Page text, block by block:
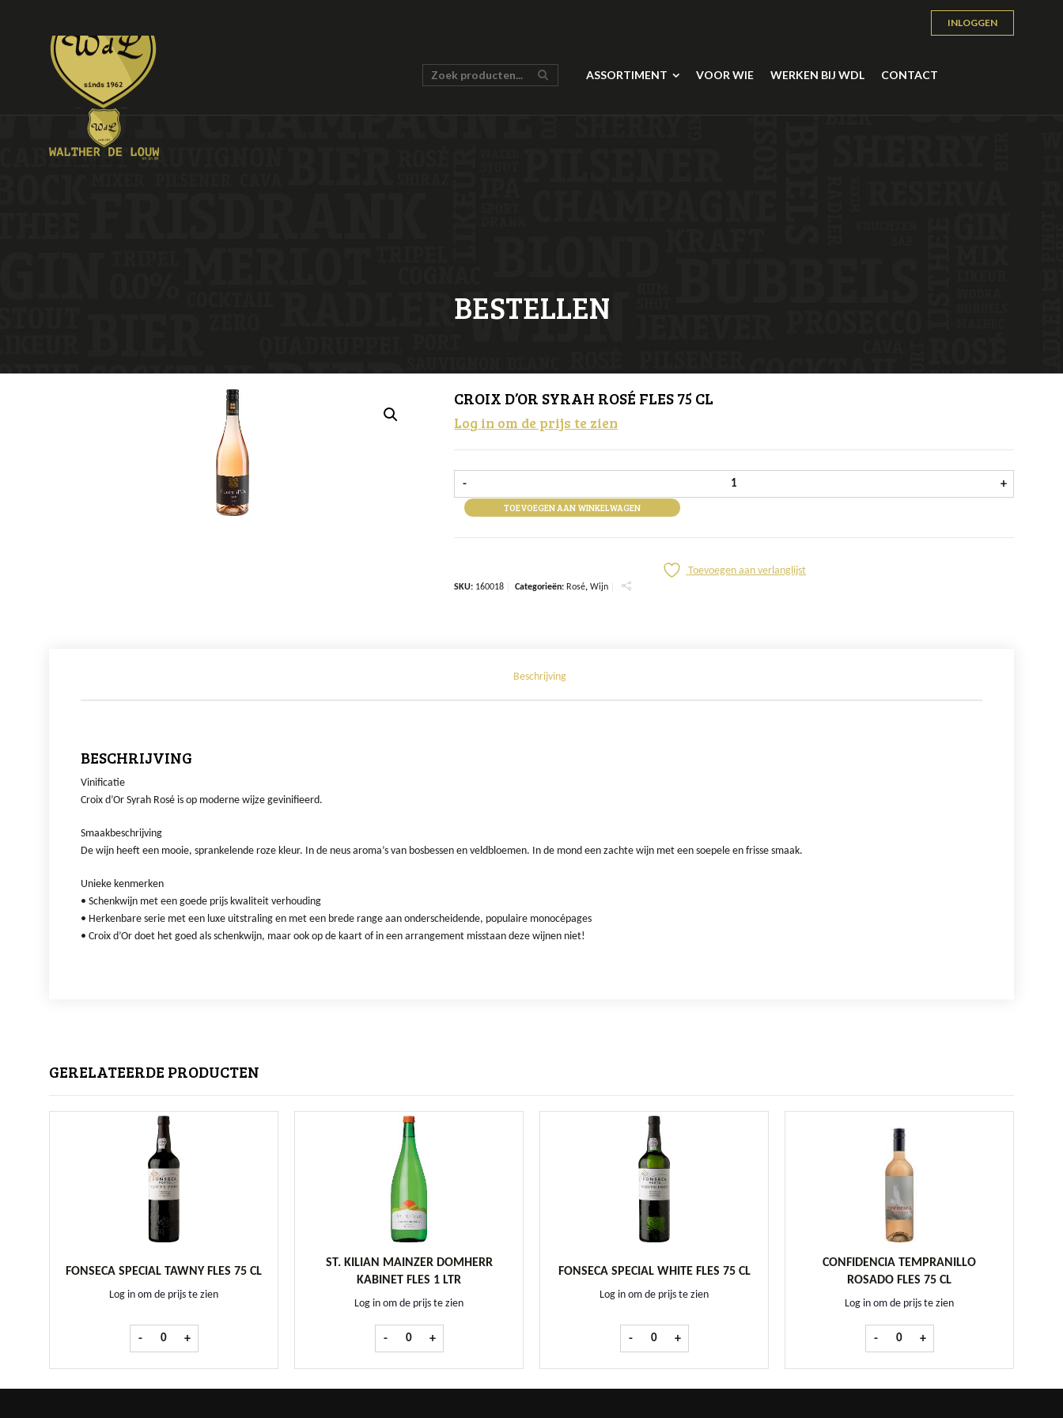
INLOGGEN
ASSORTIMENT VOOR WIE WERKEN BIJ WDL CONTACT
BESTELLEN
CROIX D’OR SYRAH ROSÉ FLES 75 CL
Log in om de prijs te zien
- Croix d'Or Syrah Rosé fles 75 cl aantal +
TOEVOEGEN AAN WINKELWAGEN
Toevoegen aan verlanglijst
SKU: 160018 Categorieën: Rosé,Wijn
Beschrijving
BESCHRIJVING
Vinificatie
Croix d’Or Syrah Rosé is op moderne wijze gevinifieerd.
Smaakbeschrijving
De wijn heeft een mooie, sprankelende roze kleur. In de neus aroma’s van bosbessen en veldbloemen. In de mond een zachte wijn met een soepele en frisse smaak.
Unieke kenmerken
• Schenkwijn met een goede prijs kwaliteit verhouding
• Herkenbare serie met een luxe uitstraling en met een brede range aan onderscheidende, populaire monocépages
• Croix d’Or doet het goed als schenkwijn, maar ook op de kaart of in een arrangement misstaan deze wijnen niet!
GERELATEERDE PRODUCTEN
FONSECA SPECIAL TAWNY FLES 75 CL
Log in om de prijs te zien
- Fonseca Special Tawny fles 75 cl aantal
+
ST. KILIAN MAINZER DOMHERR
KABINET FLES 1 LTR
Log in om de prijs te zien
- St. Kilian Mainzer Domherr Kabinet fles 1 ltr aantal
+
FONSECA SPECIAL WHITE FLES 75 CL
Log in om de prijs te zien
- Fonseca Special White fles 75 cl aantal
+
CONFIDENCIA TEMPRANILLO
ROSADO FLES 75 CL
Log in om de prijs te zien
- Confidencia Tempranillo Rosado fles
+